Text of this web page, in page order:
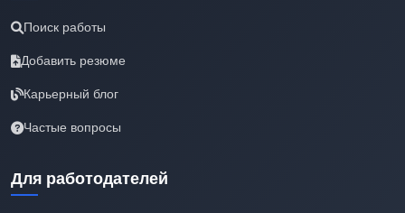
Поиск работы
Добавить резюме
Карьерный блог
Частые вопросы
Для работодателей